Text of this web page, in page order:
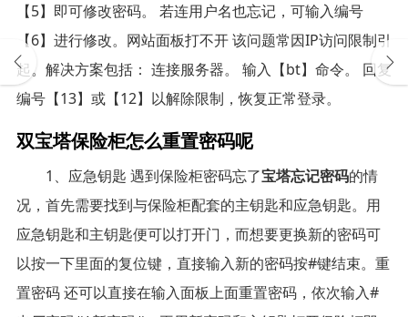
【5】即可修改密码。 若连用户名也忘记，可输入编号
【6】进行修改。网站面板打不开 该问题常因IP访问限制引
起。解决方案包括： 连接服务器。 输入【bt】命令。 回复
编号【13】或【12】以解除限制，恢复正常登录。
双宝塔保险柜怎么重置密码呢
1、应急钥匙 遇到保险柜密码忘了宝塔忘记密码的情
况，首先需要找到与保险柜配套的主钥匙和应急钥匙。用
应急钥匙和主钥匙便可以打开门，而想要更换新的密码可
以按一下里面的复位键，直接输入新的密码按#键结束。重
置密码 还可以直接在输入面板上面重置密码，依次输入#